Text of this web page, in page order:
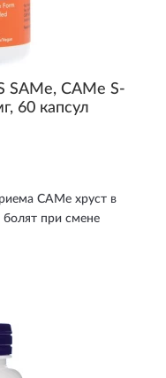
SAMe, САМе S-
60 капсул
САМе хруст в
при смене